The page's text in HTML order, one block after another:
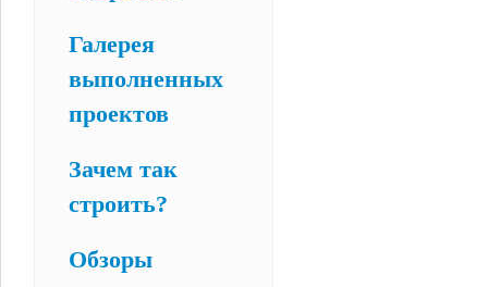
Галерея
выполненных
проектов
Зачем так
строить?
Обзоры